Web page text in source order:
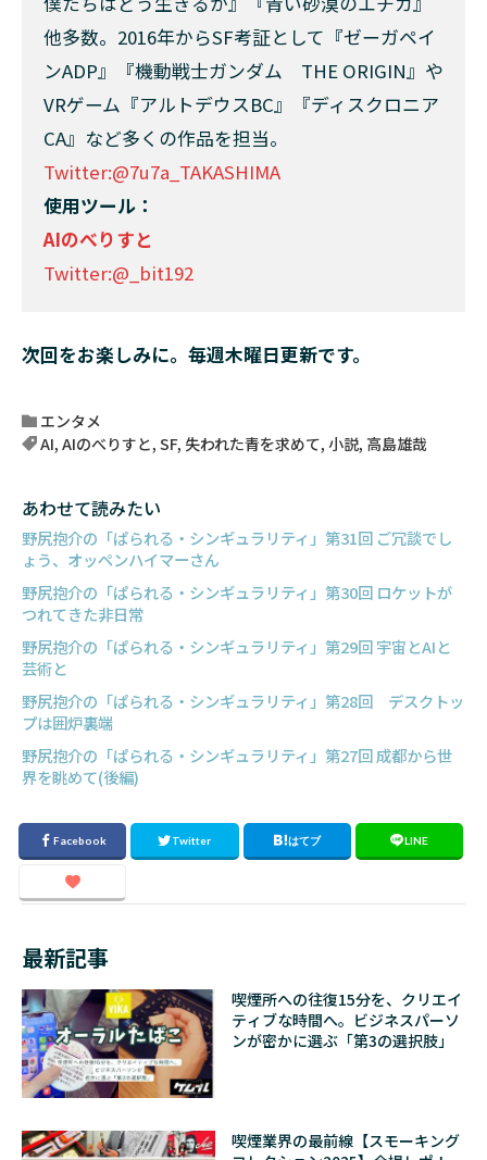
他多数。2016年からSF考証として『ゼーガペイ
ンADP』『機動戦士ガンダム THE ORIGIN』や
VRゲーム『アルトデウスBC』『ディスクロニア
CA』など多くの作品を担当。
Twitter:@7u7a_TAKASHIMA
使用ツール：
AIのべりすと
Twitter:@_bit192
次回をお楽しみに。毎週木曜日更新です。
エンタメ
AI, AIのべりすと, SF, 失われた青を求めて, 小説, 高島雄哉
あわせて読みたい
野尻抱介の「ぱられる・シンギュラリティ」第31回 ご冗談でし
ょう、オッペンハイマーさん
野尻抱介の「ぱられる・シンギュラリティ」第30回 ロケットが
つれてきた非日常
野尻抱介の「ぱられる・シンギュラリティ」第29回 宇宙とAIと
芸術と
野尻抱介の「ぱられる・シンギュラリティ」第28回 デスクトッ
プは囲炉裏端
野尻抱介の「ぱられる・シンギュラリティ」第27回 成都から世
界を眺めて(後編)
最新記事
喫煙所への往復15分を、クリエイ
ティブな時間へ。ビジネスパーソ
ンが密かに選ぶ「第3の選択肢」
喫煙業界の最前線【スモーキング